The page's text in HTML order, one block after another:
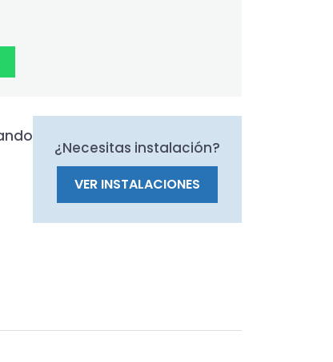
¿Necesitas instalación?
VER INSTALACIONES